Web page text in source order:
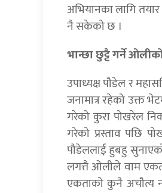
अभियानका लागि
नै सकेको छ ।
भान्छा छुट्टै गर्ने
उपाध्यक्ष पौडेल र
जनामात्र रहेको उक्त
गरेको कुरा पोखरेल
गरेको प्रस्ताव पछि
पौडेललाई हुबहु
लगत्तै ओलीले वाम
एकताको कुनै अचौत्य